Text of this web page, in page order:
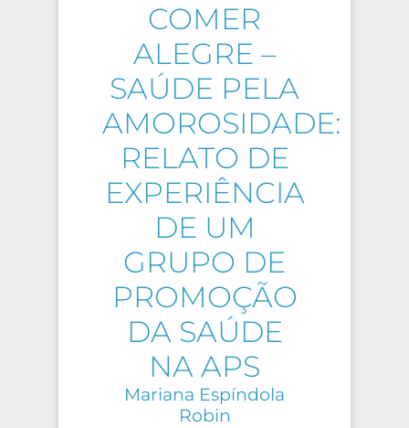
COMER
ALEGRE –
SAÚDE PELA
AMOROSIDADE:
RELATO DE
EXPERIÊNCIA
DE UM
GRUPO DE
PROMOÇÃO
DA SAÚDE
NA APS
Mariana Espíndola
Robin